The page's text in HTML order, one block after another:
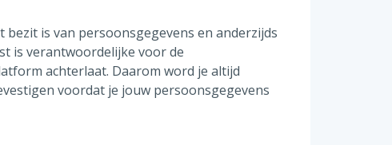
bezit is van persoonsgegevens en anderzijds
is verantwoordelijke voor de
achterlaat. Daarom word je altijd
voordat je jouw persoonsgegevens